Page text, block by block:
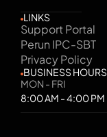
LINKS
Support Portal
Perun IPC-SBT
Privacy Policy
BUSINESS HOURS
MON - FRI
8:00 AM - 4:00 PM